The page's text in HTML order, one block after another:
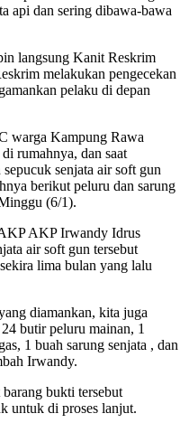
api dan sering dibawa-bawa
langsung Kanit Reskrim
melakukan pengecekan
pelaku di depan
warga Kampung Rawa
rumahnya, dan saat
senjata air soft gun
berikut peluru dan sarung
(6/1).
AKP Irwandy Idrus
air soft gun tersebut
lima bulan yang lalu
diamankan, kita juga
butir peluru mainan, 1
1 buah sarung senjata , dan
Irwandy.
bukti tersebut
untuk di proses lanjut.